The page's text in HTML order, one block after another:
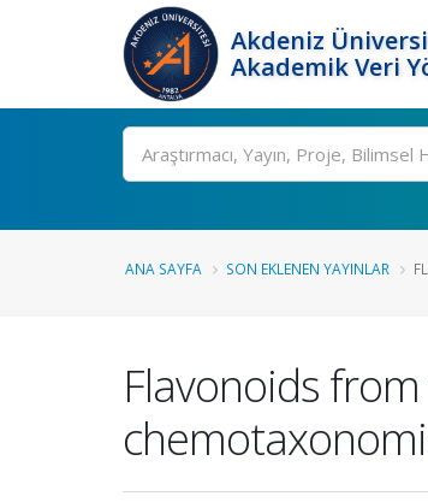
Akdeniz
Akademik Veri
Ara
ANA SAYFA SON EKLENEN YAYINLAR
Flavonoids